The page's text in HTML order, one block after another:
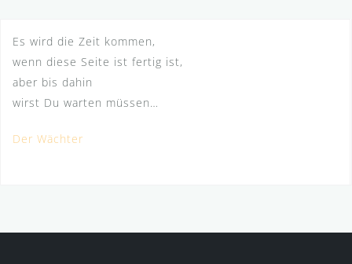
Es wird die Zeit kommen,
wenn diese Seite ist fertig ist,
aber bis dahin
wirst Du warten müssen…
Der Wächter